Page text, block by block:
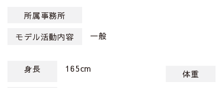
所属事務所
モデル活動内容
一般
身長 165cm
体重